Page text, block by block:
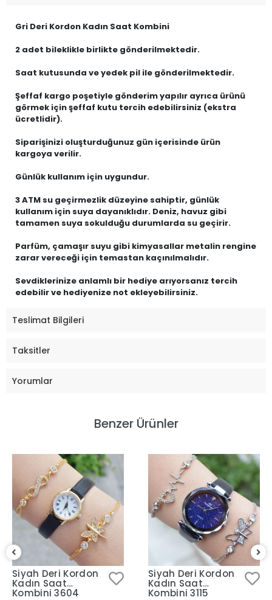
Gri Deri Kordon Kadın Saat Kombini
2 adet bileklikle birlikte gönderilmektedir.
Saat kutusunda ve yedek pil ile gönderilmektedir.
Şeffaf kargo poşetiyle gönderim yapılır ayrıca ürünü
görmek için şeffaf kutu tercih edebilirsiniz (ekstra
ücretlidir).
Siparişinizi oluşturduğunuz gün içerisinde ürün
kargoya verilir.
Günlük kullanım için uygundur.
3 ATM su geçirmezlik düzeyine sahiptir, günlük
kullanım için suya dayanıklıdır. Deniz, havuz gibi
tamamen suya sokulduğu durumlarda su geçirir.
Parfüm, çamaşır suyu gibi kimyasallar metalin rengine
zarar vereceği için temastan kaçınılmalıdır.
Sevdiklerinize anlamlı bir hediye arıyorsanız tercih
edebilir ve hediyenize not ekleyebilirsiniz.
Teslimat Bilgileri
Taksitler
Yorumlar
Benzer Ürünler
Siyah Deri Kordon
Kadın Saat
Kombini 3604
Siyah Deri Kordon
Kadın Saat
Kombini 3115